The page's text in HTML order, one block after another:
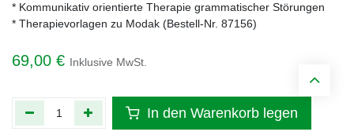
* Kommunikativ orientierte Therapie grammatischer Störungen
* Therapievorlagen zu Modak (Bestell-Nr. 87156)
69,00 € Inklusive MwSt.
In den Warenkorb legen